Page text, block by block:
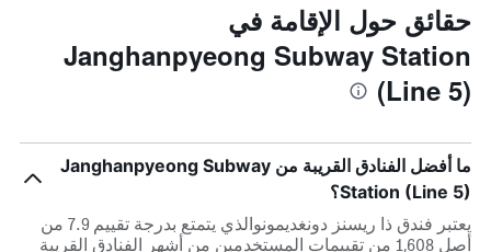
حقائق حول الإقامة في
Janghanpyeong Subway Station
(Line 5)
ما أفضل الفنادق القريبة من Janghanpyeong Subway
Station (Line 5)؟
يعتبر فندق ذا ريسنز دونغديمونوالذي يتمتع بدرجة تقييم 7.9 من
أصل 1,608 من تقييمات المستخدمين من أشهر الفنادق القريبة